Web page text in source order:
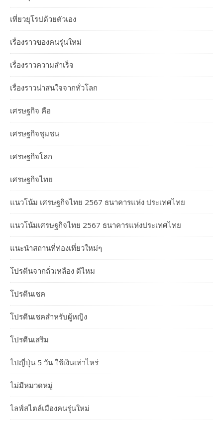
เที่ยวยุโรปด้วยตัวเอง
เรื่องราวของคนรุ่นใหม่
เรื่องราวความสำเร็จ
เรื่องราวน่าสนใจจากทั่วโลก
เศรษฐกิจ คือ
เศรษฐกิจชุมชน
เศรษฐกิจโลก
เศรษฐกิจไทย
แนวโน้ม เศรษฐกิจไทย 2567 ธนาคารแห่ง ประเทศไทย
แนวโน้มเศรษฐกิจไทย 2567 ธนาคารแห่งประเทศไทย
แนะนำสถานที่ท่องเที่ยวใหม่ๆ
โปรตีนจากถั่วเหลือง ดีไหม
โปรตีนเชค
โปรตีนเชคสำหรับผู้หญิง
โปรตีนเสริม
ไปญี่ปุ่น 5 วัน ใช้เงินเท่าไหร่
ไม่มีหมวดหมู่
ไลฟ์สไตล์เมืองคนรุ่นใหม่